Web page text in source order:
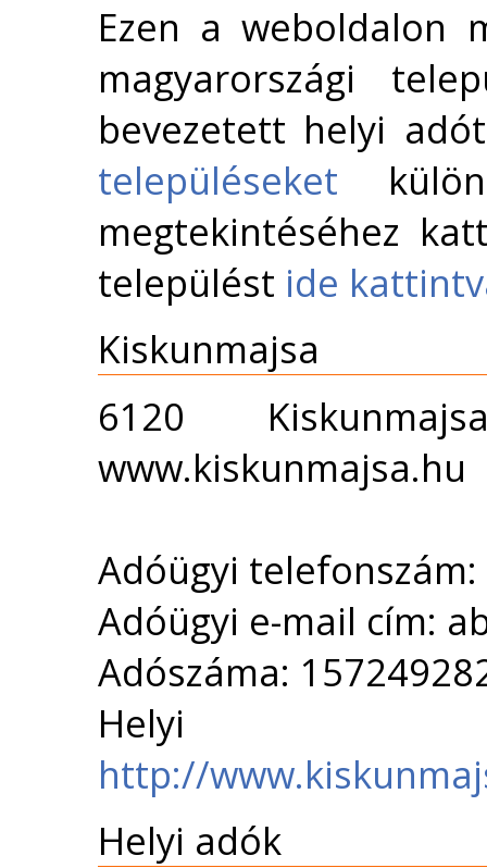
Ezen a weboldalon
magyarországi
bevezetett helyi
településeket
megtekintéséhez
települést ide
Kiskunmajsa
6120
www.kiskunmajsa.hu
Adóügyi
Adóügyi e-mail cím:
Adószáma:
Helyi
http://
Helyi adók